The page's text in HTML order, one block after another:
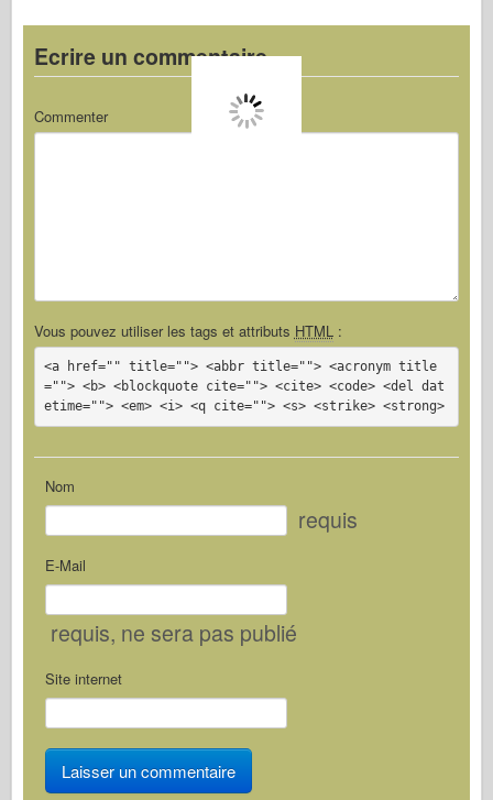
Ecrire un commentaire
Commenter
Vous pouvez utiliser les tags et attributs HTML :
<a href="" title=""> <abbr title=""> <acronym title
=""> <b> <blockquote cite=""> <cite> <code> <del dat
etime=""> <em> <i> <q cite=""> <s> <strike> <strong>
Nom
requis
E-Mail
requis, ne sera pas publié
Site internet